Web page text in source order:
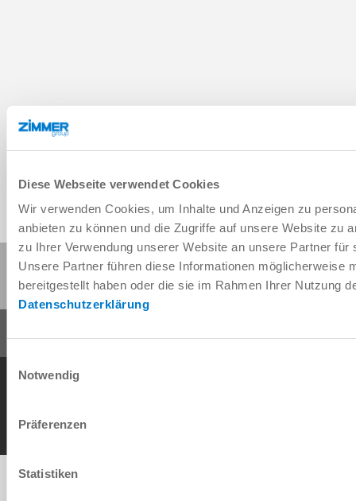
Diese Webseite verwendet Cookies
Wir verwenden Cookies, um Inhalte und Anzeigen zu
anbieten zu können und die Zugriffe auf unsere Website zu
zu Ihrer Verwendung unserer Website an unsere Partner
Unsere Partner führen diese Informationen möglicherweise
bereitgestellt haben oder die sie im Rahmen Ihrer Nutzung
Datenschutzerklärung
Einwilligungsauswahl
Notwendig
Präferenzen
Statistiken
Diese Seite teilen: